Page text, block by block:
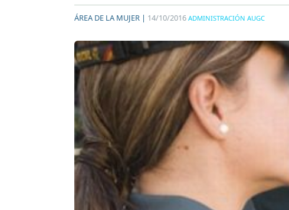
ÁREA DE LA MUJER | 14/10/2016 ADMINISTRACIÓN AUGC